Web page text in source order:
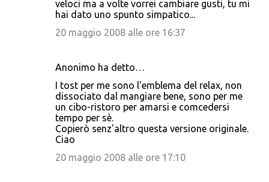
veloci ma a volte vorrei cambiare gusti, tu mi
hai dato uno spunto simpatico...
20 maggio 2008 alle ore 16:37
Anonimo ha detto…
I tost per me sono l'emblema del relax, non
dissociato dal mangiare bene, sono per me
un cibo-ristoro per amarsi e comcedersi
tempo per sè.
Copierò senz'altro questa versione originale.
Ciao
20 maggio 2008 alle ore 17:10